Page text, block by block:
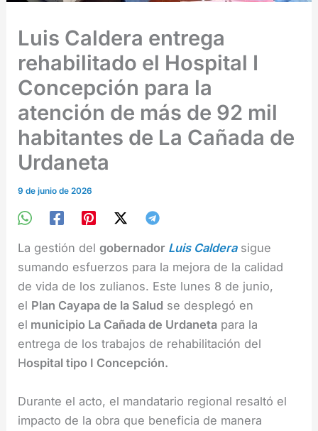
Luis Caldera entrega
rehabilitado el Hospital I
Concepción para la
atención de más de 92 mil
habitantes de La Cañada de
Urdaneta
9 de junio de 2026
La gestión delgobernador Luis Calderasigue
sumando esfuerzos para la mejora de la calidad
de vida de los zulianos. Este lunes 8 de junio,
el Plan Cayapa de la Salud se desplegó en
el municipio La Cañada de Urdaneta para la
entrega de los trabajos de rehabilitación del
Hospital tipo I Concepción.
Durante el acto, el mandatario regional resaltó el
impacto de la obra que beneficia de manera